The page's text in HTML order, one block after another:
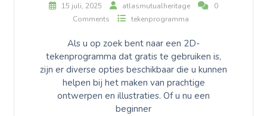
15 juli, 2025 atlasmutualheritage
0
Comments
tekenprogramma
Als u op zoek bent naar een 2D-
tekenprogramma dat gratis te gebruiken is,
zijn er diverse opties beschikbaar die u kunnen
helpen bij het maken van prachtige
ontwerpen en illustraties. Of u nu een
beginner